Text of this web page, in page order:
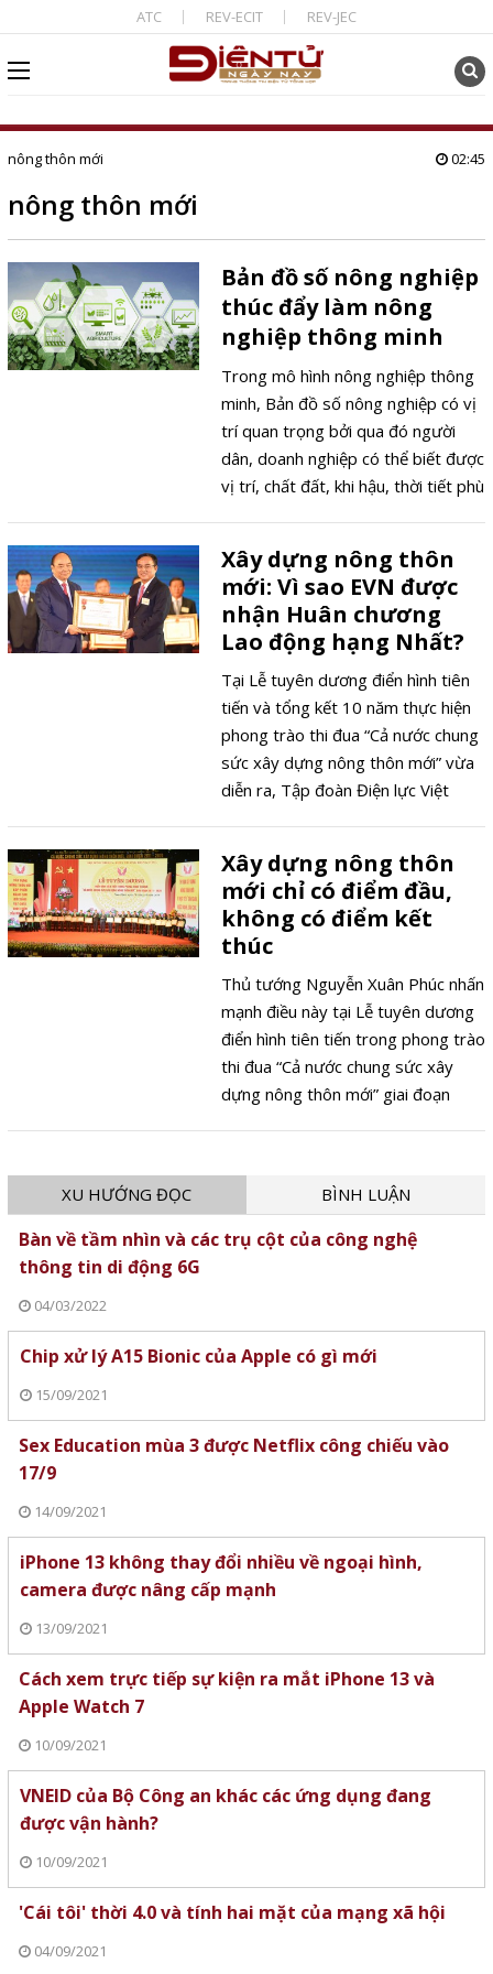
ATC REV-ECIT REV-JEC
nông thôn mới 02:45
nông thôn mới
Bản đồ số nông nghiệp
thúc đẩy làm nông
nghiệp thông minh
Trong mô hình nông nghiệp thông
minh, Bản đồ số nông nghiệp có vị
trí quan trọng bởi qua đó người
dân, doanh nghiệp có thể biết được
vị trí, chất đất, khi hậu, thời tiết phù
sở dữ liệu quan trọng giúp người
dân và doanh nghiệp triển khai, quy
hoạch cây trồng vật nuôi cho phù
hợp.
Xây dựng nông thôn
mới: Vì sao EVN được
nhận Huân chương
Lao động hạng Nhất?
Tại Lễ tuyên dương điển hình tiên
tiến và tổng kết 10 năm thực hiện
phong trào thi đua “Cả nước chung
sức xây dựng nông thôn mới” vừa
diễn ra, Tập đoàn Điện lực Việt
vì những đóng góp xuất sắc trong
phong trào thi đua 10 năm qua.
Xây dựng nông thôn
mới chỉ có điểm đầu,
không có điểm kết
thúc
Thủ tướng Nguyễn Xuân Phúc nhấn
mạnh điều này tại Lễ tuyên dương
điển hình tiên tiến trong phong trào
thi đua “Cả nước chung sức xây
dựng nông thôn mới” giai đoạn
XU HƯỚNG ĐỌC BÌNH LUẬN
Bàn về tầm nhìn và các trụ cột của công nghệ
thông tin di động 6G
04/03/2022
Chip xử lý A15 Bionic của Apple có gì mới
15/09/2021
Sex Education mùa 3 được Netflix công chiếu vào
17/9
14/09/2021
iPhone 13 không thay đổi nhiều về ngoại hình,
camera được nâng cấp mạnh
13/09/2021
Cách xem trực tiếp sự kiện ra mắt iPhone 13 và
Apple Watch 7
10/09/2021
VNEID của Bộ Công an khác các ứng dụng đang
được vận hành?
10/09/2021
'Cái tôi' thời 4.0 và tính hai mặt của mạng xã hội
04/09/2021